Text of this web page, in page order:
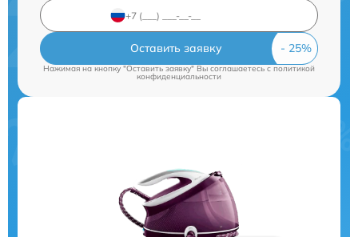
Оставить заявку
Нажимая на кнопку "Оставить заявку" Вы соглашаетесь c политикой
конфиденциальности